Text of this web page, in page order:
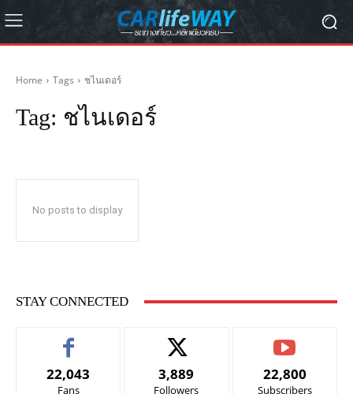
Home Tags ชไนเดอร์
Tag: ชไนเดอร์
No posts to display
STAY CONNECTED
22,043
Fans
3,889
Followers
22,800
Subscribers